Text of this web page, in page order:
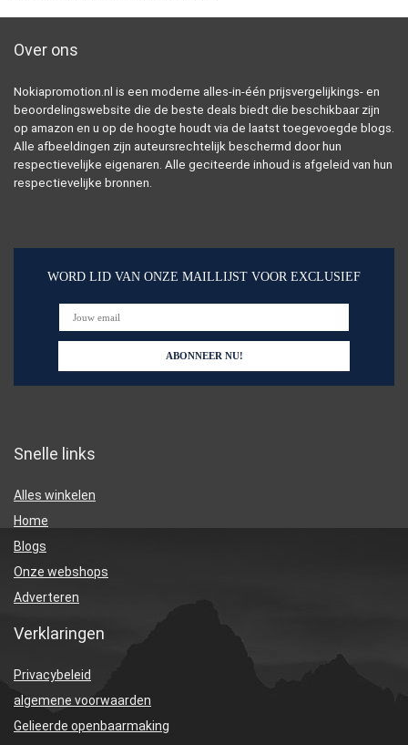
Over ons
Nokiapromotion.nl is een moderne alles-in-één prijsvergelijkings- en
beoordelingswebsite die de beste deals biedt die beschikbaar zijn
op amazon en u op de hoogte houdt via de laatst toegevoegde blogs.
Alle afbeeldingen zijn auteursrechtelijk beschermd door hun
respectievelijke eigenaren. Alle geciteerde inhoud is afgeleid van hun
respectievelijke bronnen.
WORD LID VAN ONZE MAILLIJST VOOR EXCLUSIEF
Snelle links
Alles winkelen
Home
Blogs
Onze webshops
Adverteren
Verklaringen
Privacybeleid
algemene voorwaarden
Gelieerde openbaarmaking